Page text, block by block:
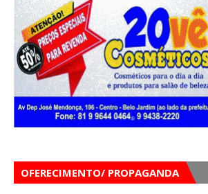
OFERECIMENTO/ PROPAGANDA